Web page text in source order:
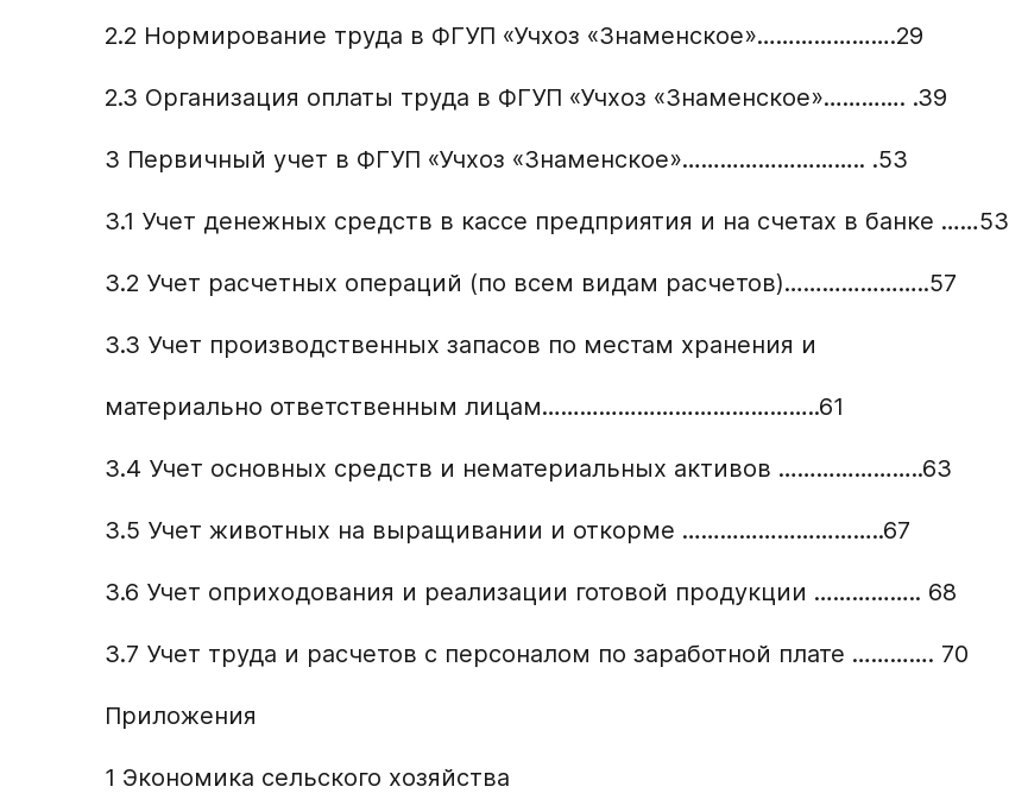
2.2 Нормирование труда в ФГУП «Учхоз «Знаменское»………………….29
2.3 Организация оплаты труда в ФГУП «Учхоз «Знаменское»…………. .39
3 Первичный учет в ФГУП «Учхоз «Знаменское»……………………….. .53
3.1 Учет денежных средств в кассе предприятия и на счетах в банке ……53
3.2 Учет расчетных операций (по всем видам расчетов)…………………..57
3.3 Учет производственных запасов по местам хранения и
материально ответственным лицам……………………………………..61
3.4 Учет основных средств и нематериальных активов …………………..63
3.5 Учет животных на выращивании и откорме …………………………..67
3.6 Учет оприходования и реализации готовой продукции …………….. 68
3.7 Учет труда и расчетов с персоналом по заработной плате …………. 70
Приложения
1 Экономика сельского хозяйства